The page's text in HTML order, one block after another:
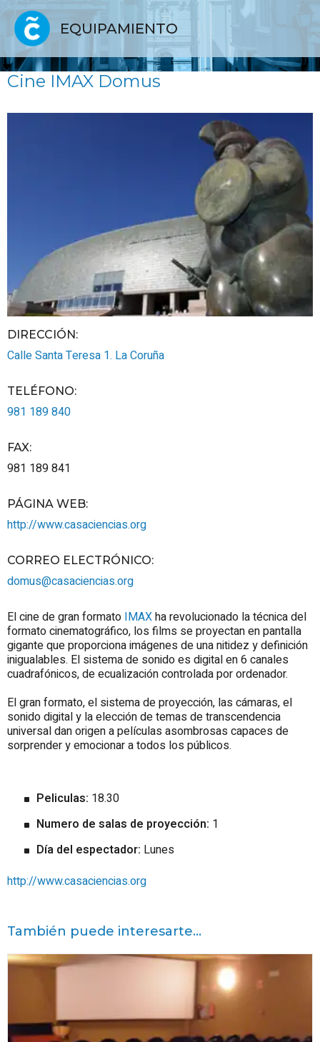
EQUIPAMIENTO
Cine IMAX Domus
DIRECCIÓN:
Calle Santa Teresa 1. La Coruña
TELÉFONO:
981 189 840
FAX:
981 189 841
PÁGINA WEB:
http://www.casaciencias.org
CORREO ELECTRÓNICO:
domus@casaciencias.org
El cine de gran formato IMAXha revolucionado la técnica del
formato cinematográfico, los films se proyectan en pantalla
gigante que proporciona imágenes de una nitidez y definición
inigualables. El sistema de sonido es digital en 6 canales
cuadrafónicos, de ecualización controlada por ordenador.
El gran formato, el sistema de proyección, las cámaras, el
sonido digital y la elección de temas de transcendencia
universal dan origen a películas asombrosas capaces de
sorprender y emocionar a todos los públicos.
Peliculas: 18.30
Numero de salas de proyección: 1
Día del espectador: Lunes
http://www.casaciencias.org
También puede interesarte...